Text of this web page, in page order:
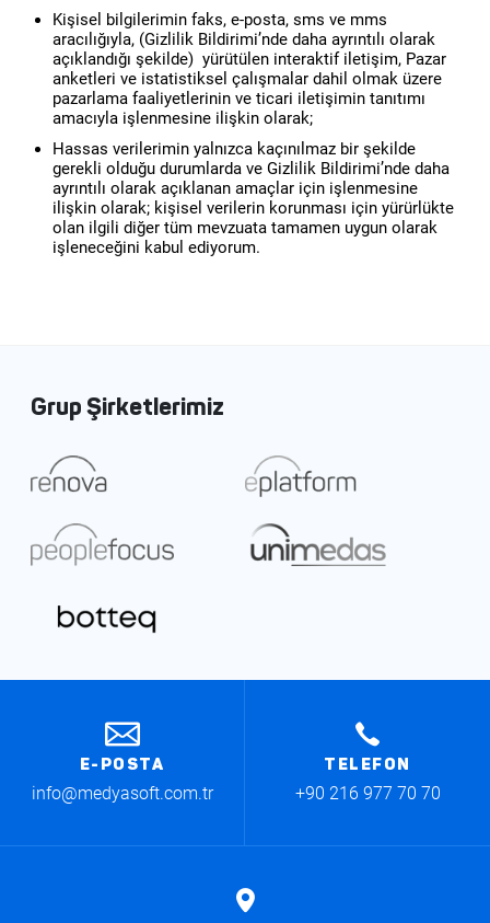
Kişisel bilgilerimin faks, e-posta, sms ve mms
aracılığıyla, (Gizlilik Bildirimi’nde daha ayrıntılı olarak
açıklandığı şekilde) yürütülen interaktif iletişim, Pazar
anketleri ve istatistiksel çalışmalar dahil olmak üzere
pazarlama faaliyetlerinin ve ticari iletişimin tanıtımı
amacıyla işlenmesine ilişkin olarak;
Hassas verilerimin yalnızca kaçınılmaz bir şekilde
gerekli olduğu durumlarda ve Gizlilik Bildirimi’nde daha
ayrıntılı olarak açıklanan amaçlar için işlenmesine
ilişkin olarak; kişisel verilerin korunması için yürürlükte
olan ilgili diğer tüm mevzuata tamamen uygun olarak
işleneceğini kabul ediyorum.
Grup Şirketlerimiz
E-POSTA
info@medyasoft.com.tr
TELEFON
+90 216 977 70 70